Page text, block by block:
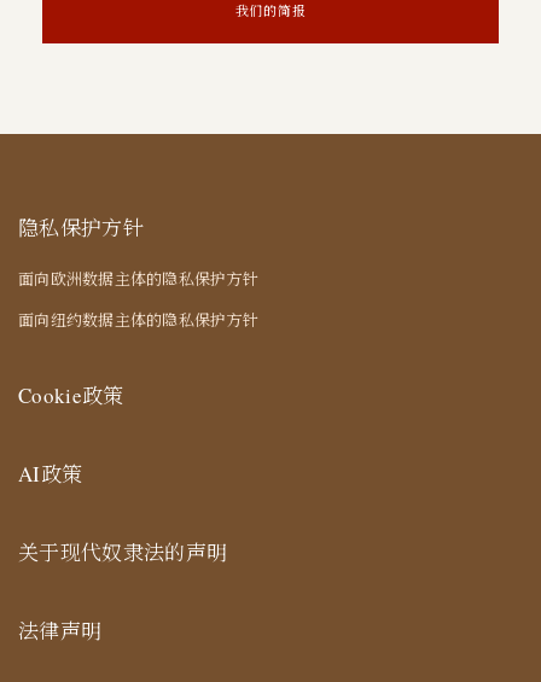
我们的简报
隐私保护方针
面向欧洲数据主体的隐私保护方针
面向纽约数据主体的隐私保护方针
Cookie政策
AI政策
关于现代奴隶法的声明
法律声明